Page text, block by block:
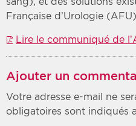
Française d’Urologie
Lire le communiqué de
Ajouter un
Votre adresse e-mail ne
obligatoires sont indiqués